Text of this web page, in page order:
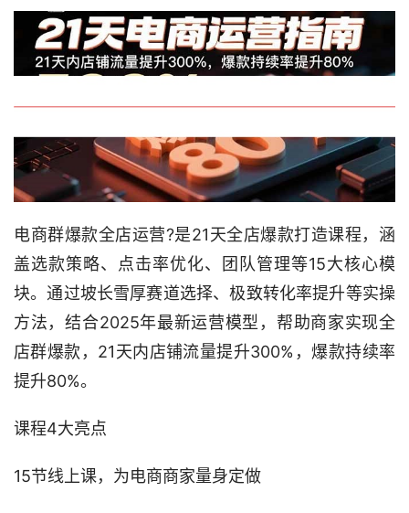
电商群爆款全店运营?是21天全店爆款打造课程，涵
盖选款策略、点击率优化、团队管理等15大核心模
块。通过坡长雪厚赛道选择、极致转化率提升等实操
方法，结合2025年最新运营模型，帮助商家实现全
店群爆款，21天内店铺流量提升300%，爆款持续率
提升80%。
课程4大亮点
15节线上课，为电商商家量身定做